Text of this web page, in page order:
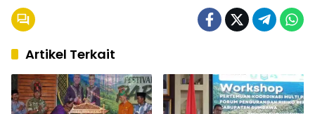
Artikel Terkait